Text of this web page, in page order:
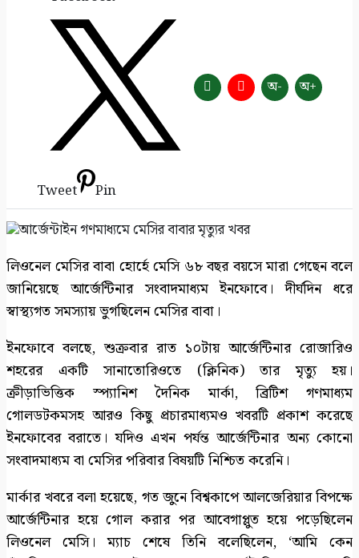
Tweet Pin
অ- অ+
লিওনেল মেসির বাবা হোর্হে মেসি ৬৮ বছর বয়সে মারা গেছেন বলে
জানিয়েছে আর্জেন্টিনার সংবাদমাধ্যম ইনফোবে। দীর্ঘদিন ধরে
স্বাস্থ্যগত সমস্যায় ভুগছিলেন মেসির বাবা।
ইনফোবে বলছে, শুক্রবার রাত ১০টায় আর্জেন্টিনার রোজারিও
শহরের একটি সানাতোরিওতে (ক্লিনিক) তার মৃত্যু হয়।
ক্রীড়াভিত্তিক স্প্যানিশ দৈনিক মার্কা, ব্রিটিশ গণমাধ্যম
গোলডটকমসহ আরও কিছু প্রচারমাধ্যমও খবরটি প্রকাশ করেছে
ইনফোবের বরাতে। যদিও এখন পর্যন্ত আর্জেন্টিনার অন্য কোনো
সংবাদমাধ্যম বা মেসির পরিবার বিষয়টি নিশ্চিত করেনি।
মার্কার খবরে বলা হয়েছে, গত জুনে বিশ্বকাপে আলজেরিয়ার বিপক্ষে
আর্জেন্টিনার হয়ে গোল করার পর আবেগাপ্লুত হয়ে পড়েছিলেন
লিওনেল মেসি। ম্যাচ শেষে তিনি বলেছিলেন, ‘আমি কেন